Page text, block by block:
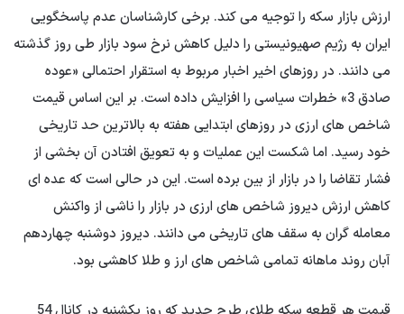
ارزش بازار سکه را توجیه می کند. برخی کارشناسان عدم پاسخگویی
ایران به رژیم صهیونیستی را دلیل کاهش نرخ سود بازار طی روز گذشته
می دانند. در روزهای اخیر اخبار مربوط به استقرار احتمالی «عوده
صادق 3» خطرات سیاسی را افزایش داده است. بر این اساس قیمت
شاخص های ارزی در روزهای ابتدایی هفته به بالاترین حد تاریخی
خود رسید. اما شکست این عملیات و به تعویق افتادن آن بخشی از
فشار تقاضا را در بازار از بین برده است. این در حالی است که عده ای
کاهش ارزش دیروز شاخص های ارزی در بازار را ناشی از واکنش
معامله گران به سقف های تاریخی می دانند. دیروز دوشنبه چهاردهم
آبان روند ماهانه تمامی شاخص های ارز و طلا کاهشی بود.